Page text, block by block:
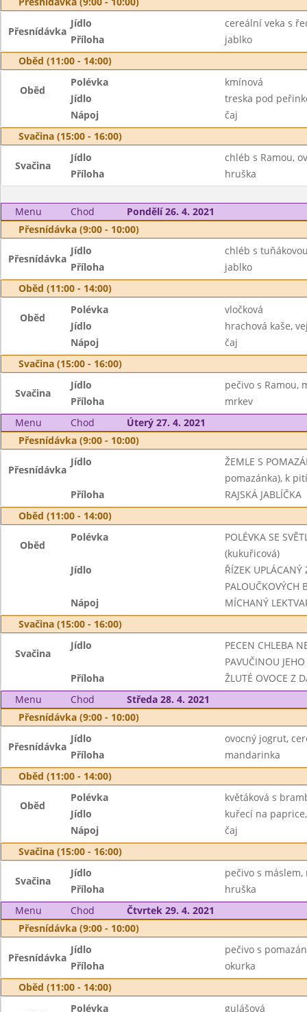
Přesnídávka
Jídlo
cereální veka s
Příloha
jablko
Oběd (11:00 - 14:00)
Oběd
Polévka
kmínová
Jídlo
treska pod
Nápoj
čaj
Svačina (15:00 - 16:00)
Svačina
Jídlo
chléb s Ramou,
Příloha
hruška
Menu Chod
Pondělí 26. 4. 2021
Přesnídávka (9:00 - 10:00)
Přesnídávka
Jídlo
chléb s
Příloha
jablko
Oběd (11:00 - 14:00)
Oběd
Polévka
vločková
Jídlo
hrachová kaše,
Nápoj
čaj
Svačina (15:00 - 16:00)
Svačina
Jídlo
pečivo s Ramou,
Příloha
mrkev
Menu
Chod
Úterý 27. 4. 2021
Přesnídávka (9:00 - 10:00)
Přesnídávka
Jídlo
ŽEMLE S
pomazánka), k
Příloha
RAJSKÁ JABLÍČKA
Oběd (11:00 - 14:00)
Oběd
Polévka
POLÉVKA SE
(kukuřicová)
Jídlo
ŘÍZEK
PALOUČKOVÝCH
Nápoj
MÍCHANÝ
Svačina (15:00 - 16:00)
Svačina
Jídlo
PECEN CHLEBA
PAVUČINOU
Příloha
ŽLUTÉ OVOCE Z
Menu
Chod
Středa 28. 4. 2021
Přesnídávka (9:00 - 10:00)
Přesnídávka
Jídlo
ovocný jogrut,
Příloha
mandarinka
Oběd (11:00 - 14:00)
Oběd
Polévka
květáková s
Jídlo
kuřecí na
Nápoj
čaj
Svačina (15:00 - 16:00)
Svačina
Jídlo
pečivo s máslem,
Příloha
hruška
Menu
Chod
Čtvrtek 29. 4. 2021
Přesnídávka (9:00 - 10:00)
Přesnídávka
Jídlo
pečivo s
Příloha
okurka
Oběd (11:00 - 14:00)
Polévka
gulášová